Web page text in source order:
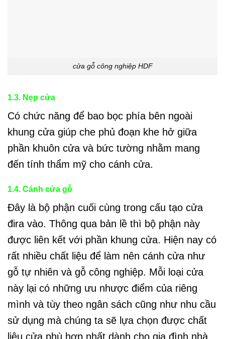
cửa gỗ công nghiệp HDF
1.3. Nẹp cửa
Có chức năng để bao bọc phía bên ngoài
khung cửa giúp che phủ đoạn khe hở giữa
phần khuôn cửa và bức tường nhằm mang
đến tính thẩm mỹ cho cánh cửa.
1.4. Cánh cửa gỗ
Đây là bộ phận cuối cùng trong cấu tạo cửa
đira vào. Thông qua bản lề thì bộ phận này
được liên kết với phần khung cửa. Hiện nay có
rất nhiều chất liệu để làm nên cánh cửa như
gỗ tự nhiên và gỗ công nghiệp. Mỗi loại cửa
này lại có những ưu nhược điểm của riêng
mình và tùy theo ngân sách cũng như nhu cầu
sử dụng mà chúng ta sẽ lựa chọn được chất
liệu cửa phù hợp nhất dành cho gia đình nhà